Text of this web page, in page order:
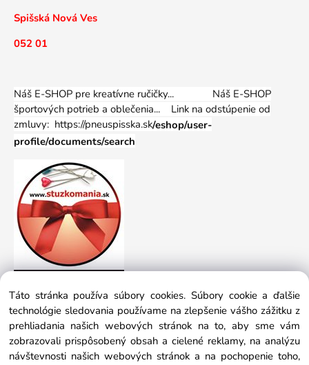
Spišská Nová Ves
052 01
Náš E-SHOP pre kreatívne ručičky... Náš E-SHOP
športových potrieb a oblečenia... Link na odstúpenie od
zmluvy: https://pneuspisska.sk/eshop/user-
profile/documents/search
Táto stránka používa súbory cookies. Súbory cookie a ďalšie
technológie sledovania používame na zlepšenie vášho zážitku z
prehliadania našich webových stránok na to, aby sme vám
zobrazovali prispôsobený obsah a cielené reklamy, na analýzu
návštevnosti našich webových stránok a na pochopenie toho,